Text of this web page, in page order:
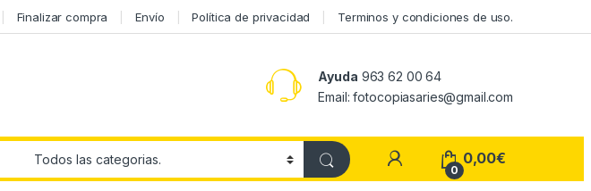
Finalizar compra Envío Política de privacidad Terminos y condiciones de uso.
Ayuda 963 62 00 64
Email: fotocopiasaries@gmail.com
My Account
0
0,00€